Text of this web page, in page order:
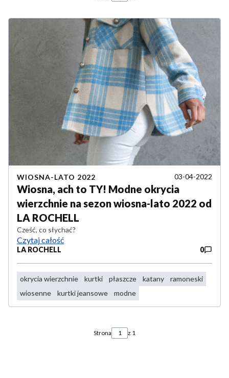
WIOSNA-LATO 2022 03-04-2022
Wiosna, ach to TY! Modne okrycia
wierzchnie na sezon wiosna-lato 2022 od
LA ROCHELL
Cześć, co słychać?
Czytaj całość
LA ROCHELL 0
okrycia wierzchnie kurtki płaszcze katany
ramoneski
wiosenne
kurtki jeansowe modne
Strona z 1